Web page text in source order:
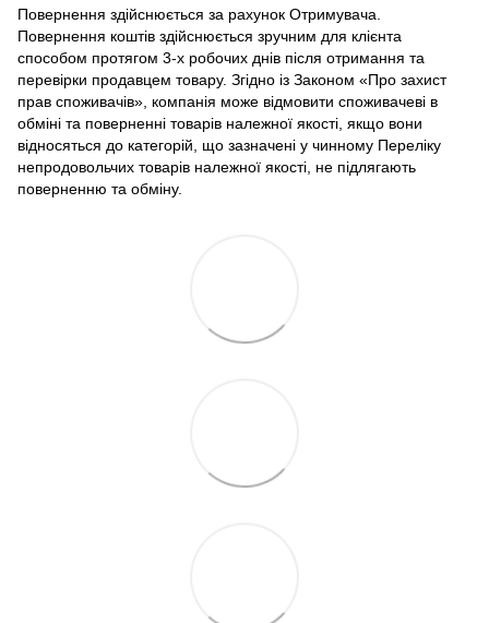
Повернення здійснюється за рахунок Отримувача.
Повернення коштів здійснюється зручним для клієнта
способом протягом 3-х робочих днів після отримання та
перевірки продавцем товару. Згідно із Законом «Про захист
прав споживачів», компанія може відмовити споживачеві в
обміні та поверненні товарів належної якості, якщо вони
відносяться до категорій, що зазначені у чинному Переліку
непродовольчих товарів належної якості, не підлягають
поверненню та обміну.